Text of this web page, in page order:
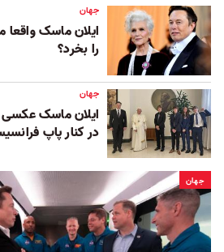
جهان
ایلان ماسک واقعا
را بخرد؟
جهان
ایلان ماسک
در کنار پاپ
جهان